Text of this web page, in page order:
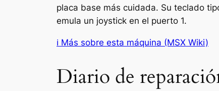
placa base más cuidada. Su teclado
emula un joystick en el puerto 1.
ℹ Más sobre esta máquina (MSX Wiki)
Diario de